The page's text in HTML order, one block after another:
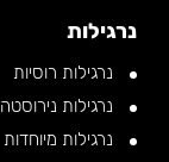
נרגילות
נרגילות רוסיות
נרגילות נירוסטה
נרגילות מיוחדות